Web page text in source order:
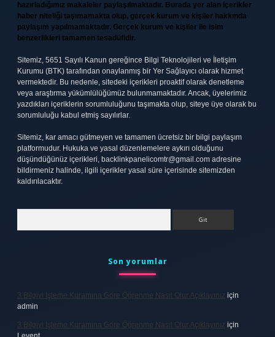
hazırladığımız makaleler paylaşılmaktadır. Burada yer alan içerikler
haber niteliği taşımamakta olup, gerçek kurum ve kişiler hakkında
paylaşım yapılmamaktadır. Gerçek kurum ve kişiler ile isim
benzerlikleri tamamen tesadüfidir.
Sitemiz, 5651 Sayılı Kanun gereğince Bilgi Teknolojileri ve İletişim
Kurumu (BTK) tarafından onaylanmış bir Yer Sağlayıcı olarak hizmet
vermektedir. Bu nedenle, sitedeki içerikleri proaktif olarak denetleme
veya araştırma yükümlülüğümüz bulunmamaktadır. Ancak, üyelerimiz
yazdıkları içeriklerin sorumluluğunu taşımakta olup, siteye üye olarak bu
sorumluluğu kabul etmiş sayılırlar.
Sitemiz, kar amacı gütmeyen ve tamamen ücretsiz bir bilgi paylaşım
platformudur. Hukuka ve yasal düzenlemelere aykırı olduğunu
düşündüğünüz içerikleri, backlinkpanelicomtr@gmail.com adresine
bildirmeniz halinde, ilgili içerikler yasal süre içerisinde sitemizden
kaldırılacaktır.
Son yorumlar
3 Bilgiyi Işleme Kuramına Göre Öğrenme Nasıl Olur Açıklayınız için
admin
3 Bilgiyi Işleme Kuramına Göre Öğrenme Nasıl Olur Açıklayınız için